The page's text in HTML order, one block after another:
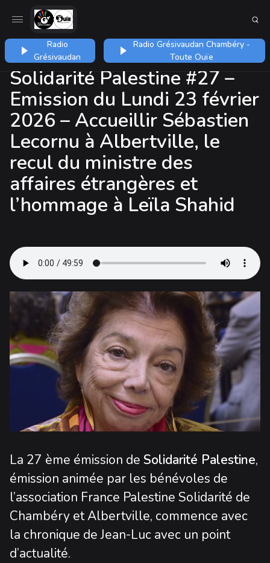
Radio
Grésivaudan
Radio Grésivaudan Chambéry -
Toute Ouïe
Solidarité Palestine #27 –
Emission du Lundi 23 février
2026 – Accueillir Sébastien
Lecornu à Albertville, le
recul du ministre des
affaires étrangères et
l’hommage à Leïla Shahid
La 27 ème émission de Solidarité Palestine,
émission animée par les bénévoles de
l’association France Palestine Solidarité de
Chambéry et Albertville, commence avec
la chronique de Jean-Luc avec un point
d’actualité.